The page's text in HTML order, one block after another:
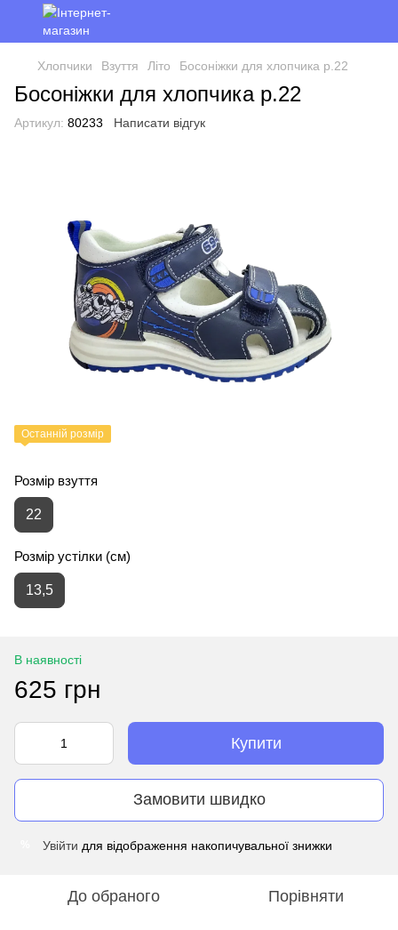
Хлопчики Взуття Літо Босоніжки для хлопчика р.22
Босоніжки для хлопчика р.22
Артикул: 80233 Написати відгук
Останній розмір
Розмір взуття
22
Розмір устілки (см)
13,5
В наявності
625 грн
Купити
Замовити швидко
Увійти для відображення накопичувальної знижки
До обраного Порівняти